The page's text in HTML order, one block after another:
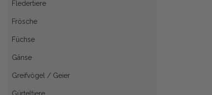
Fledertiere
Frösche
Füchse
Gänse
Greifvögel / Geier